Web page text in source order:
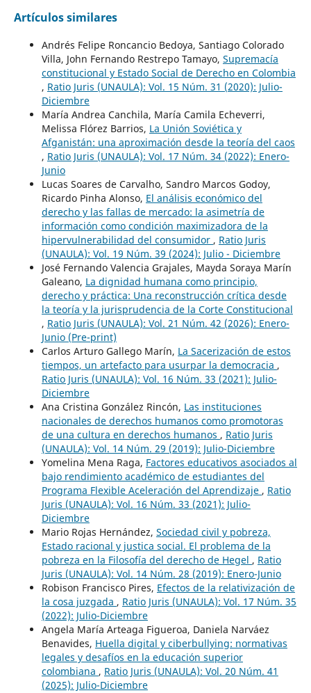
Artículos similares
Andrés Felipe Roncancio Bedoya, Santiago Colorado
Villa, John Fernando Restrepo Tamayo, Supremacía
constitucional y Estado Social de Derecho en Colombia
, Ratio Juris (UNAULA): Vol. 15 Núm. 31 (2020): Julio-
Diciembre
María Andrea Canchila, María Camila Echeverri,
Melissa Flórez Barrios, La Unión Soviética y
Afganistán: una aproximación desde la teoría del caos
, Ratio Juris (UNAULA): Vol. 17 Núm. 34 (2022): Enero-
Junio
Lucas Soares de Carvalho, Sandro Marcos Godoy,
Ricardo Pinha Alonso, El análisis económico del
derecho y las fallas de mercado: la asimetría de
información como condición maximizadora de la
hipervulnerabilidad del consumidor , Ratio Juris
(UNAULA): Vol. 19 Núm. 39 (2024): Julio - Diciembre
José Fernando Valencia Grajales, Mayda Soraya Marín
Galeano, La dignidad humana como principio,
derecho y práctica: Una reconstrucción crítica desde
la teoría y la jurisprudencia de la Corte Constitucional
, Ratio Juris (UNAULA): Vol. 21 Núm. 42 (2026): Enero-
Junio (Pre-print)
Carlos Arturo Gallego Marín, La Sacerización de estos
tiempos, un artefacto para usurpar la democracia ,
Ratio Juris (UNAULA): Vol. 16 Núm. 33 (2021): Julio-
Diciembre
Ana Cristina González Rincón, Las instituciones
nacionales de derechos humanos como promotoras
de una cultura en derechos humanos , Ratio Juris
(UNAULA): Vol. 14 Núm. 29 (2019): Julio-Diciembre
Yomelina Mena Raga, Factores educativos asociados al
bajo rendimiento académico de estudiantes del
Programa Flexible Aceleración del Aprendizaje , Ratio
Juris (UNAULA): Vol. 16 Núm. 33 (2021): Julio-
Diciembre
Mario Rojas Hernández, Sociedad civil y pobreza,
Estado racional y justica social. El problema de la
pobreza en la Filosofía del derecho de Hegel , Ratio
Juris (UNAULA): Vol. 14 Núm. 28 (2019): Enero-Junio
Robison Francisco Pires, Efectos de la relativización de
la cosa juzgada , Ratio Juris (UNAULA): Vol. 17 Núm. 35
(2022): Julio-Diciembre
Angela María Arteaga Figueroa, Daniela Narváez
Benavides, Huella digital y ciberbullying: normativas
legales y desafíos en la educación superior
colombiana , Ratio Juris (UNAULA): Vol. 20 Núm. 41
(2025): Julio-Diciembre